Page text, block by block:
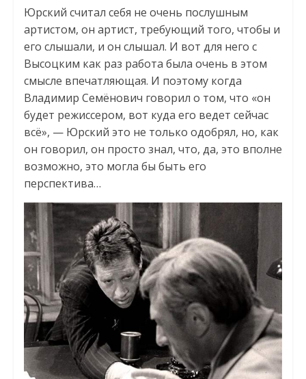
Юрский считал себя не очень послушным
артистом, он артист, требующий того, чтобы и
его слышали, и он слышал. И вот для него с
Высоцким как раз работа была очень в этом
смысле впечатляющая. И поэтому когда
Владимир Семёнович говорил о том, что «он
будет режиссером, вот куда его ведет сейчас
всё», — Юрский это не только одобрял, но, как
он говорил, он просто знал, что, да, это вполне
возможно, это могла бы быть его
перспектива…